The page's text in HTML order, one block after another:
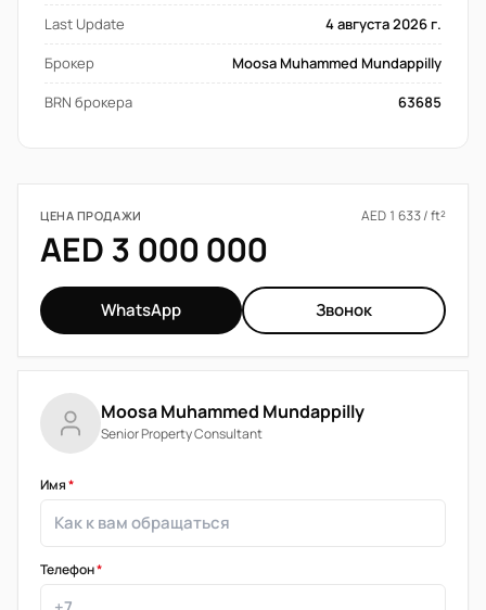
Last Update
4 августа 2026 г.
Брокер
Moosa Muhammed Mundappilly
BRN брокера
63685
ЦЕНА ПРОДАЖИ AED 1 633 / ft²
AED 3 000 000
WhatsApp Звонок
Moosa Muhammed Mundappilly
Senior Property Consultant
Имя*
Телефон*